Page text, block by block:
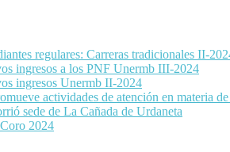
regulares: Carreras tradicionales II-
ingresos a los PNF Unermb III-2024
ingresos Unermb II-2024
actividades de atención en materia
sede de La Cañada de Urdaneta
2024